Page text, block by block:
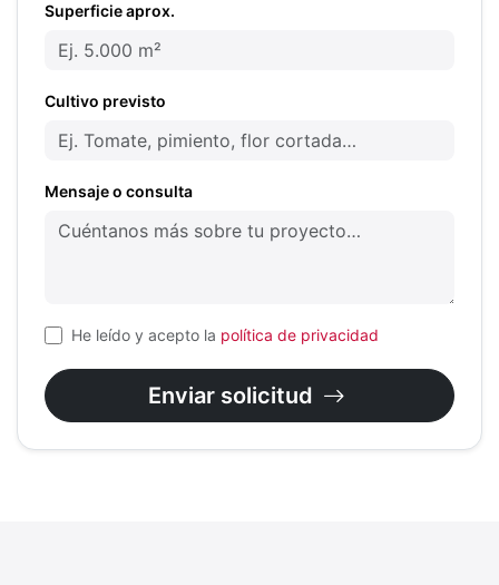
Superficie aprox.
Cultivo previsto
Mensaje o consulta
He leído y acepto la política de privacidad
Enviar solicitud